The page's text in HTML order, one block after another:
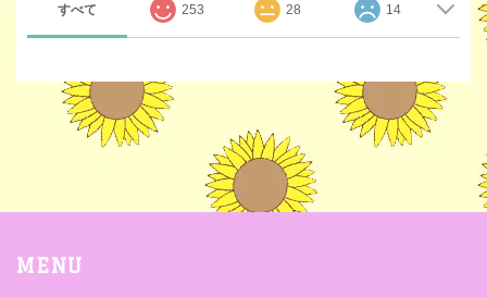
すべて 253 28 14
MENU